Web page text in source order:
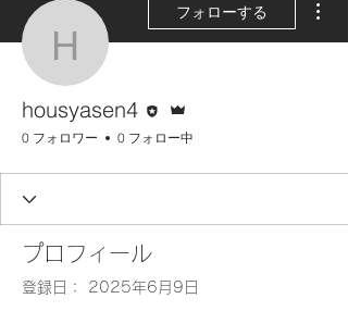
housyasen4
フォローする
housyasen4
0 フォロワー 0 フォロー中
プロフィール
登録日： 2025年6月9日